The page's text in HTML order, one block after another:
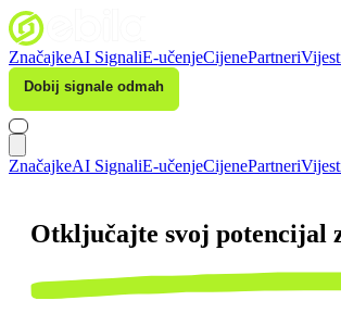
ZnačajkeAI SignaliE-učenjeCijenePartneri
Dobij signale odmah
ZnačajkeAI SignaliE-učenjeCijenePartneri
Otključajte svoj potencijal